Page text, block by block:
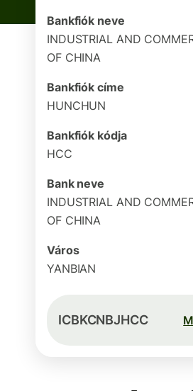
Bankfiók neve
INDUSTRIAL AND
OF CHINA
Bankfiók címe
HUNCHUN
Bankfiók kódja
HCC
Bank neve
INDUSTRIAL AND
OF CHINA
Város
YANBIAN
ICBKCNBJHCC